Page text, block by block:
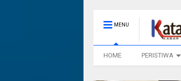
MENU
HOME PERISTIWA